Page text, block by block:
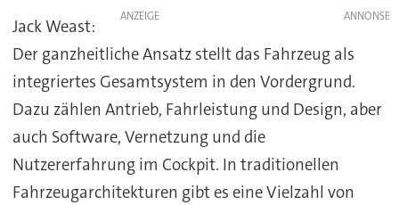
ANZEIGE
Jack Weast:
Der ganzheitliche Ansatz stellt das Fahrzeug als
integriertes Gesamtsystem in den Vordergrund.
Dazu zählen Antrieb, Fahrleistung und Design, aber
auch Software, Vernetzung und die
Nutzererfahrung im Cockpit. In traditionellen
Fahrzeugarchitekturen gibt es eine Vielzahl von